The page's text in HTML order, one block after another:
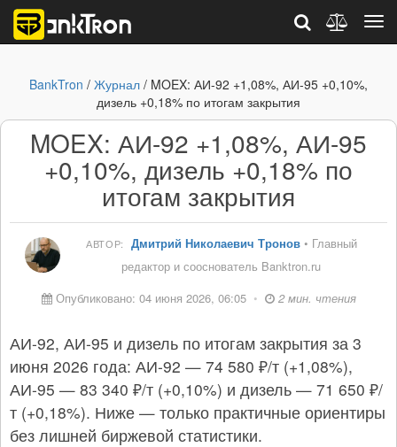
BankTron / Журнал / MOEX: АИ-92 +1,08%, АИ-95 +0,10%,
дизель +0,18% по итогам закрытия
MOEX: АИ-92 +1,08%, АИ-95
+0,10%, дизель +0,18% по
итогам закрытия
АВТОР: Дмитрий Николаевич Тронов • Главный
редактор и сооснователь Banktron.ru
Опубликовано: 04 июня 2026, 06:05 • 2 мин. чтения
АИ-92, АИ-95 и дизель по итогам закрытия за 3
июня 2026 года: АИ-92 — 74 580 ₽/т (+1,08%),
АИ-95 — 83 340 ₽/т (+0,10%) и дизель — 71 650 ₽/
т (+0,18%). Ниже — только практичные ориентиры
без лишней биржевой статистики.